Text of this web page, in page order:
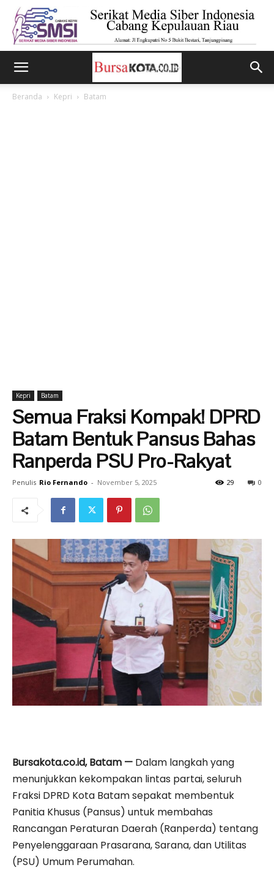
Beranda Kepri Batam
Kepri Batam
Semua Fraksi Kompak! DPRD
Batam Bentuk Pansus Bahas
Ranperda PSU Pro-Rakyat
Penulis Rio Fernando - November 5, 2025 0
29
Bursakota.co.id, Batam — Dalam langkah yang
menunjukkan kekompakan lintas partai, seluruh
Fraksi DPRD Kota Batam sepakat membentuk
Panitia Khusus (Pansus) untuk membahas
Rancangan Peraturan Daerah (Ranperda) tentang
Penyelenggaraan Prasarana, Sarana, dan Utilitas
(PSU) Umum Perumahan.